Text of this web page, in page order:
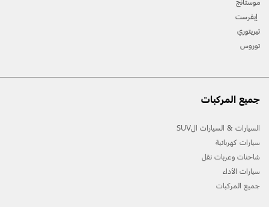
موستانج
إيفرست
تيريتوري
توروس
جميع المركبات
السيارات & السيارات الSUV
سيارات كهربائية
شاحنات وعربات نقل
سيارات الأداء
جميع المركبات